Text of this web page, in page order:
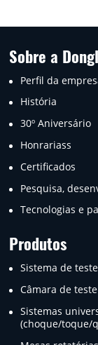
Sobre a
Perfil da
História
30º Aniversário
Honrariass
Certificados
Pesquisa,
Tecnologias e
Produtos
Sistema de
Câmara de
Sistemas
(choque/toque/